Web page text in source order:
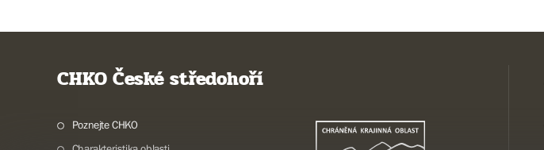
CHKO České středohoří
Poznejte CHKO